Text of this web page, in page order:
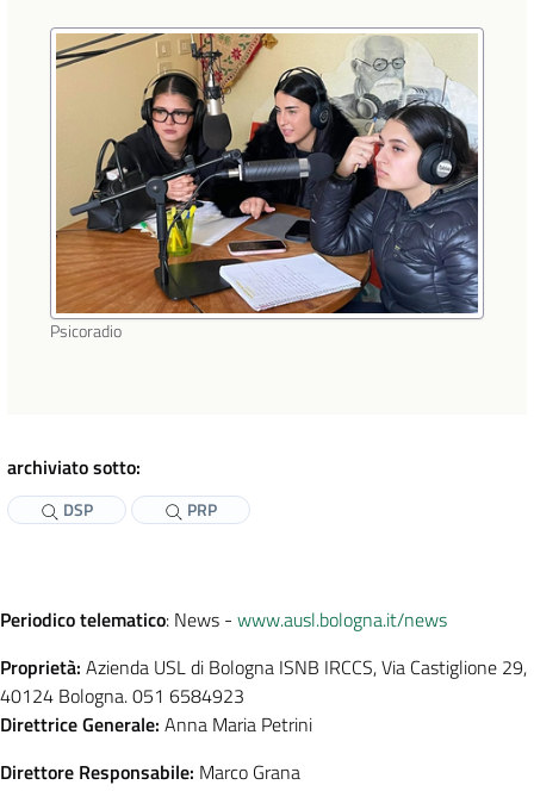
Psicoradio
archiviato sotto:
DSP PRP
Periodico telematico: News - www.ausl.bologna.it/news
Proprietà: Azienda USL di Bologna ISNB IRCCS, Via Castiglione 29,
40124 Bologna. 051 6584923
Direttrice Generale: Anna Maria Petrini
Direttore Responsabile: Marco Grana